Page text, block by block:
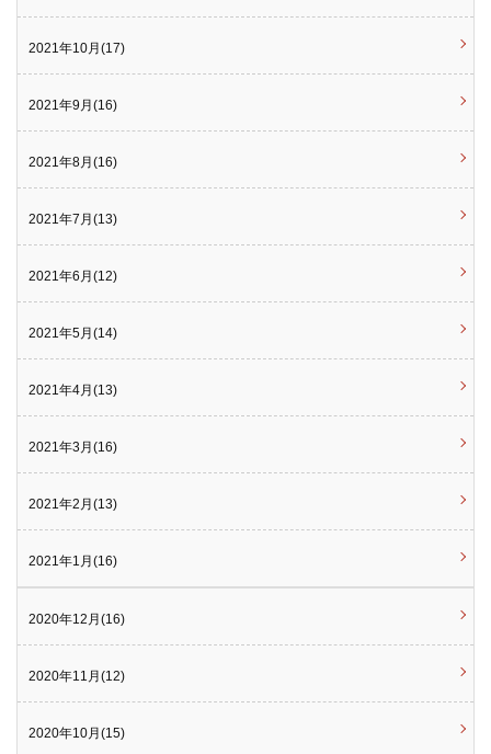
2021年10月(17)
2021年9月(16)
2021年8月(16)
2021年7月(13)
2021年6月(12)
2021年5月(14)
2021年4月(13)
2021年3月(16)
2021年2月(13)
2021年1月(16)
2020年12月(16)
2020年11月(12)
2020年10月(15)